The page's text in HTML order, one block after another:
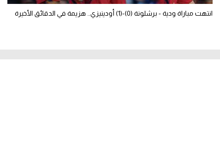
انتهت مباراة ودية - برشلونة (0)-(1) أودينيزي.. هزيمة في الدقائق الأخيرة